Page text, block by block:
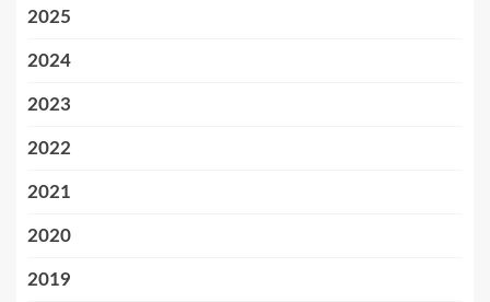
2025
2024
2023
2022
2021
2020
2019